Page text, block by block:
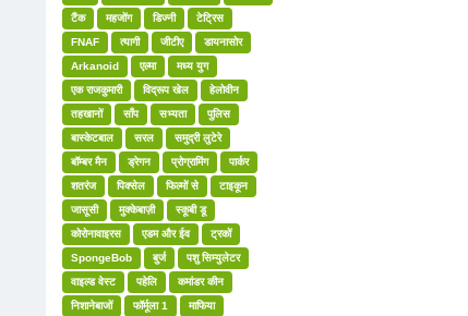
टैंक
महजोंग डिज्नी
टेट्रिस
FNAF
त्यागी जीटीए
डायनासोर
Arkanoid
एल्मा
मध्य युग
एक राजकुमारी
विद्रूप खेल
हेलोवीन
तहखानों
साँप सभ्यता
पुलिस
बास्केटबाल
सरल
समुद्री लुटेरे
बॉम्बर मैन
ड्रेगन प्रोग्रामिंग
पार्कर
शतरंज
पिक्सेल फिल्मों से
टाइकून
जासूसी
मुक्केबाज़ी
स्कूबी डू
कोरोनावाइरस
एडम और ईव
ट्रकों
SpongeBob
बुर्ज
पशु सिम्युलेटर
वाइल्ड वेस्ट
पहेलि
कमांडर कीन
निशानेबाजों
फॉर्मूला 1
माफिया